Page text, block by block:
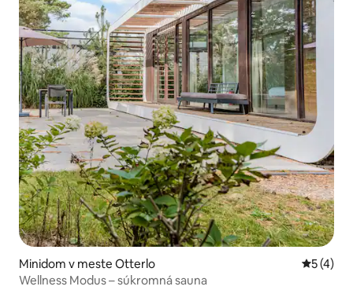
Minidom v meste Otterlo
5 (4)
Wellness Modus – súkromná sauna